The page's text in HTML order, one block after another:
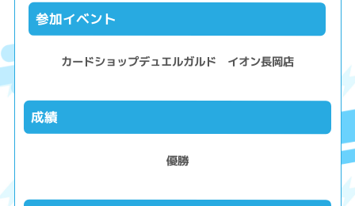
参加イベント
カードショップデュエルガルド イオン長岡店
成績
優勝